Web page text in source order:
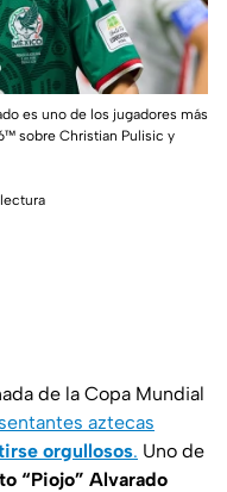
es uno de los jugadores más
sobre Christian Pulisic y
de la Copa Mundial
aztecas
orgullosos. Uno de
“Piojo” Alvarado